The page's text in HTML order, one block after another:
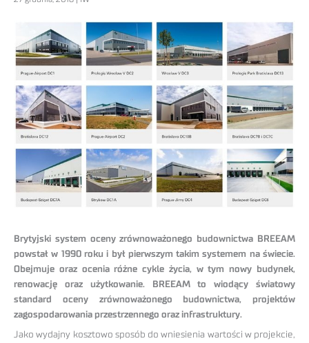
Brytyjski system oceny zrównoważonego budownictwa BREEAM
powstał w 1990 roku i był pierwszym takim systemem na świecie.
Obejmuje oraz ocenia różne cykle życia, w tym nowy budynek,
renowację oraz użytkowanie. BREEAM to wiodący światowy
standard oceny zrównoważonego budownictwa, projektów
zagospodarowania przestrzennego oraz infrastruktury.
Jako wydajny kosztowo sposób do wniesienia wartości w projekcie,